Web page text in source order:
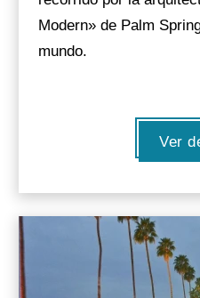
Modern» de Palm
mundo.
Ver